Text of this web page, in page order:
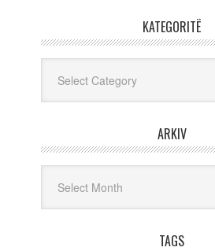
KATEGORITË
ARKIV
TAGS